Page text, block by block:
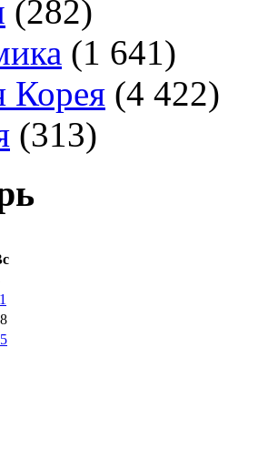
(282)
(1 641)
(4 422)
(313)